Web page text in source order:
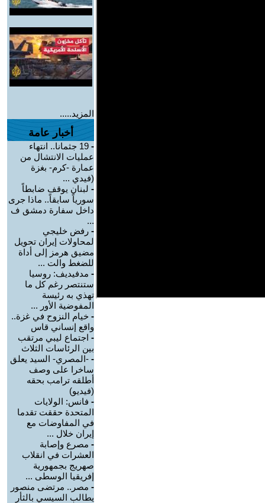
المزيد.....
أخبار عامة
-
19 جثمانا.. انتهاء
عمليات الانتشال من
عمارة -كرم- بغزة
(فيدي ...
- لبنان يوقف ضابطاً
سورياً سابقاً.. ماذا جرى
داخل سفارة دمشق ف
...
- رفض خليجي
لمحاولات إيران تحويل
مضيق هرمز إلى أداة
للضغط والت ...
- مدفيديف: روسيا
ستنتصر رغم كل ما
تهذي به رئيسة
المفوضية الأور ...
- خيام النزوح في غزة..
واقع إنساني قاس
- اجتماع ليبي مرتقب
بين الرئاسات الثلاث
- -المصري- السيد يعلق
ساخرا على وصف
أطلقه ترامب بحقه
(فيديو)
- فانس: الولايات
المتحدة حققت تقدما
في المفاوضات مع
إيران خلال ...
- مصرع وإصابة
العشرات في انقلاب
صهريج بجمهورية
إفريقيا الوسطى ...
- مصر.. مرتضى منصور
يطالب السيسي بالثأر